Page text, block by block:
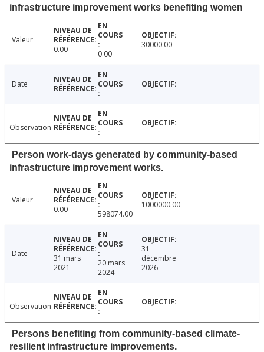
infrastructure improvement works benefiting women
Valeur
0.00
0.00
30000.00
Date
Observation
Person work-days generated by community-based
infrastructure improvement works.
Valeur
0.00
598074.00
1000000.00
Date
31 mars
2021
20 mars
2024
31
décembre
2026
Observation
Persons benefiting from community-based climate-
resilient infrastructure improvements.